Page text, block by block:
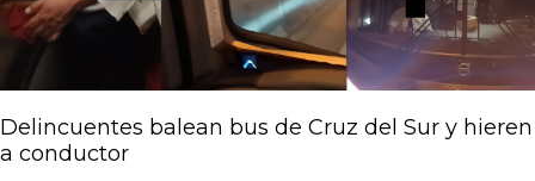
Delincuentes balean bus de Cruz del Sur y hieren
a conductor